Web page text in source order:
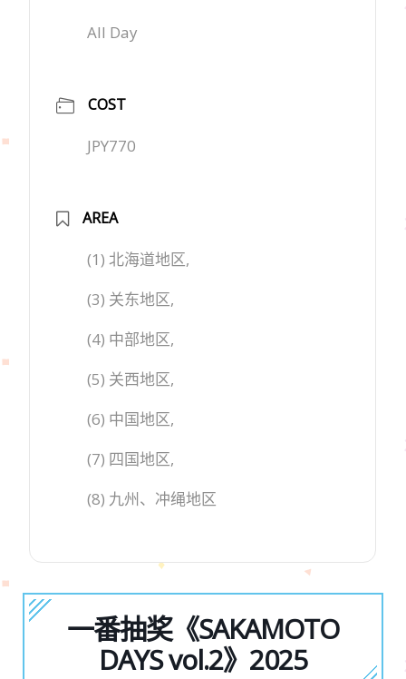
All Day
COST
JPY770
AREA
(1) 北海道地区,
(3) 关东地区,
(4) 中部地区,
(5) 关西地区,
(6) 中国地区,
(7) 四国地区,
(8) 九州、冲绳地区
一番抽奖《SAKAMOTO
DAYS vol.2》2025